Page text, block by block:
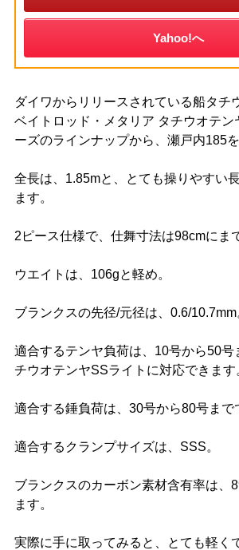
Yahoo!へ
ダイワからリリースされている船タチ
ベイトロッド・メタリア タチウオテン
ーズのラインナップから、瀬戸内185
全長は、1.85mと、とても操りやすい
ます。
2ピース仕様で、仕舞寸法は98cmにま
ウエイトは、106gと軽め。
ブランクスの先径/元径は、0.6/10.7mm
適合するテンヤ負荷は、10号から50号
チウオテンヤSSライトに対応できます
適合する錘負荷は、30号から80号まで
適合するクランプサイズは、SSS。
ブランクスのカーボン素材含有率は、
ます。
実際に手に取ってみると、とても軽く